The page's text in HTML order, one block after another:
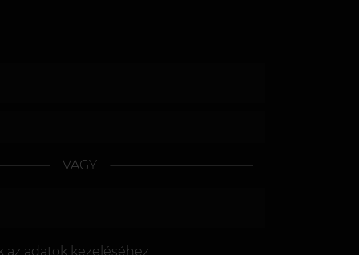
VAGY
az adatok kezeléséhez